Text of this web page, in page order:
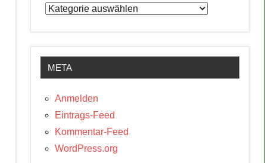
Kategorien
META
Anmelden
Eintrags-Feed
Kommentar-Feed
WordPress.org